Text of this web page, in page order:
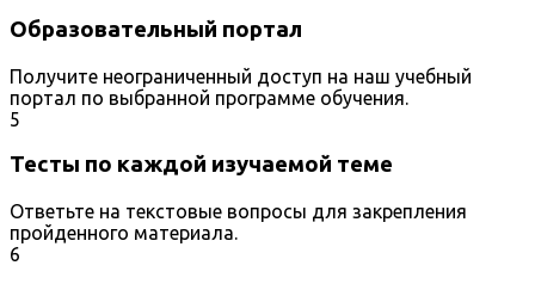
Образовательный портал
Получите неограниченный доступ на наш учебный
портал по выбранной программе обучения.
5
Тесты по каждой изучаемой теме
Ответьте на текстовые вопросы для закрепления
пройденного материала.
6